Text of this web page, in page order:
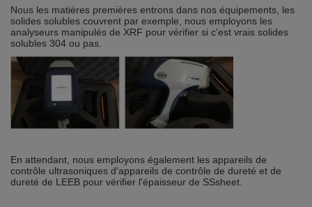
Nous les matières premières entrons dans nos équipements, les
solides solubles couvrent par exemple, nous employons les
analyseurs manipulés de XRF pour vérifier si c'est vrais solides
solubles 304 ou pas.
En attendant, nous employons également les appareils de
contrôle ultrasoniques d'appareils de contrôle de dureté et de
dureté de LEEB pour vérifier l'épaisseur de SSsheet.